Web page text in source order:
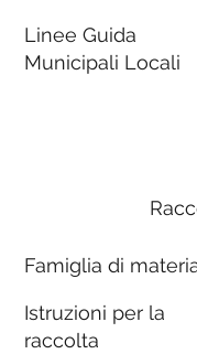
Linee Guida
Municipali Locali
Famiglia di
Istruzioni per la
raccolta